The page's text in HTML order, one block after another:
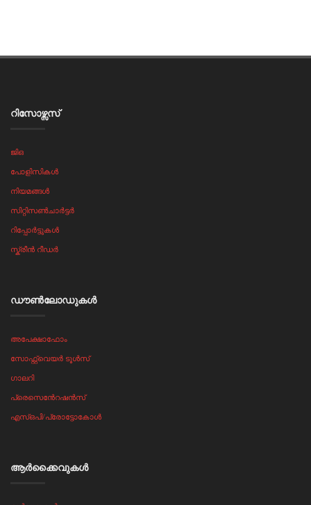
റിസോഴ്സസ്‌
ജിഒ
പോളിസികൾ
നിയമങ്ങൾ
സിറ്റിസൺചാർട്ടർ
റിപ്പോർട്ടുകൾ
സ്ക്രീൻ റീഡർ
ഡൗൺലോഡുകൾ
അപേക്ഷാഫോം
സോഫ്റ്റ്‌വെയർ ടൂൾസ്
ഗാലറി
പ്രെസെൻേറഷൻസ്
എസ്ഒപി/പ്രോട്ടോകോൾ
ആർക്കൈവുകൾ